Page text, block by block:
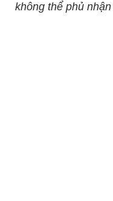
không thể phủ